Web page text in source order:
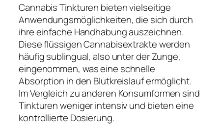
Cannabis Tinkturen bieten vielseitige
Anwendungsmöglichkeiten, die sich durch
ihre einfache Handhabung auszeichnen.
Diese flüssigen Cannabisextrakte werden
häufig sublingual, also unter der Zunge,
eingenommen, was eine schnelle
Absorption in den Blutkreislauf ermöglicht.
Im Vergleich zu anderen Konsumformen sind
Tinkturen weniger intensiv und bieten eine
kontrollierte Dosierung.